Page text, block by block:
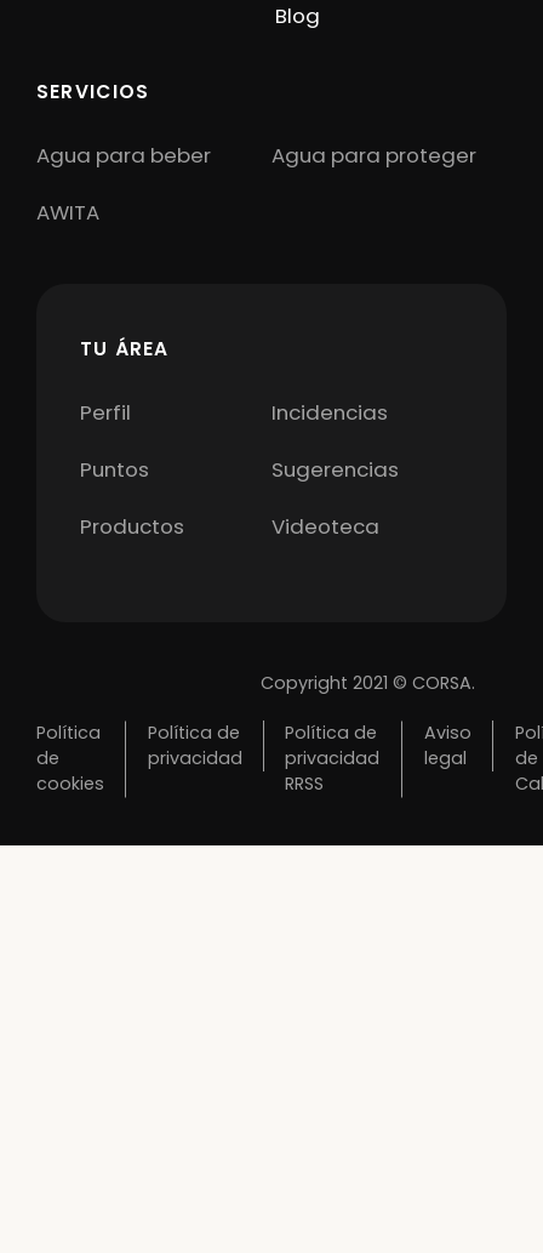
Blog
SERVICIOS
Agua para beber
Agua para proteger
AWITA
TU ÁREA
Perfil
Incidencias
Puntos
Sugerencias
Productos
Videoteca
Copyright 2021 © CORSA.
Política
de
cookies
Política de
privacidad
Política de
privacidad
RRSS
Aviso
legal
de